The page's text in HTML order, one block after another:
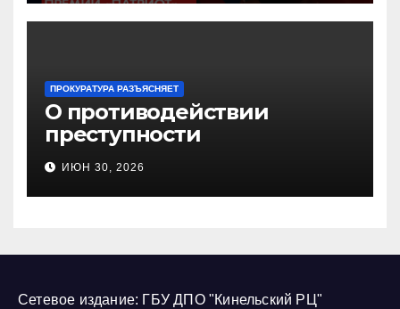
ПРОКУРАТУРА РАЗЪЯСНЯЕТ
О противодействии
преступности
несовершеннолетних и
нарушению их прав
ИЮН 30, 2026
Сетевое издание: ГБУ ДПО "Кинельский РЦ"